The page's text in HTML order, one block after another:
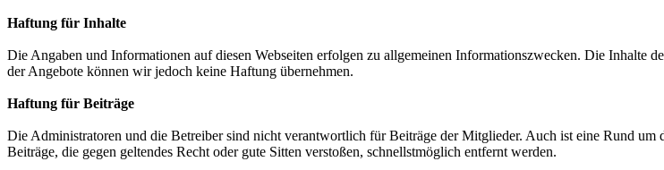
Haftung für Inhalte
Die Angaben und Informationen auf diesen Webseiten erfolgen zu allgemeinen Informationszwecken. Die
der Angebote können wir jedoch keine Haftung übernehmen.
Haftung für Beiträge
Die Administratoren und die Betreiber sind nicht verantwortlich für Beiträge der Mitglieder. Auch ist eine Rund
Beiträge, die gegen geltendes Recht oder gute Sitten verstoßen, schnellstmöglich entfernt werden.